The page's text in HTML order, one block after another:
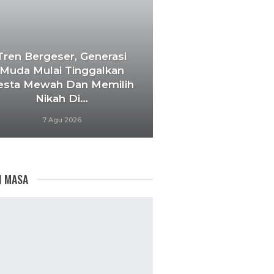
Bergeser, Generasi
Muda Mulai Tinggalkan
Mewah Dan Memilih
Nikah Di…
7 Agu 2026
MASA